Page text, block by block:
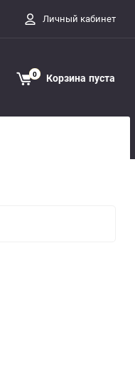
Личный кабинет
0 Корзина пуста